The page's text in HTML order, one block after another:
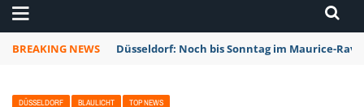
BREAKING NEWS Düsseldorf: Noch bis Sonntag im Maurice-
DÜSSELDORF BLAULICHT TOP NEWS